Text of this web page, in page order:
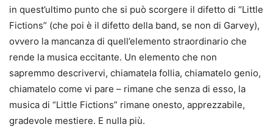
in quest’ultimo punto che si può scorgere il difetto di “Little
Fictions” (che poi è il difetto della band, se non di Garvey),
ovvero la mancanza di quell’elemento straordinario che
rende la musica eccitante. Un elemento che non
sapremmo descrivervi, chiamatela follia, chiamatelo genio,
chiamatelo come vi pare – rimane che senza di esso, la
musica di “Little Fictions” rimane onesto, apprezzabile,
gradevole mestiere. E nulla più.